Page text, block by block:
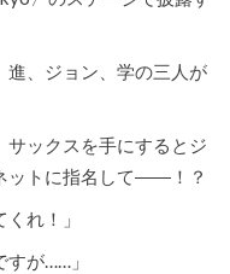
進、ジョン、学の三人が
ックスを手にするとジ
ットに指名して――！？
れ！」
すが……」